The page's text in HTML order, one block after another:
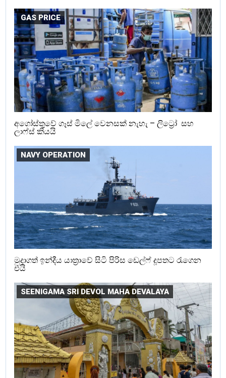
GAS PRICE
අගෝස්තුවේ ගෑස් මිලේ වෙනසක් නැහැ – ලිට්‍රෝ සහ
ලාෆ්ස් කියයි
NAVY OPERATION
මුදාගත් ඉන්දීය යාත්‍රාවේ සිටි පිරිස ඩෙල්ෆ් දූපතට රැගෙන
එයි
SEENIGAMA SRI DEVOL MAHA DEVALAYA